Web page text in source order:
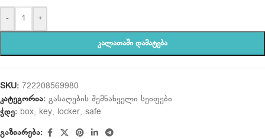
- +
ᲙᲐᲚᲐᲗᲐᲨᲘ ᲓᲐᲛᲐᲢᲔᲑᲐ
SKU: 722208569980
კატეგორია: გასაღების შემნახველი სეიფები
ჭდე: box, key, locker, safe
გაზიარება: